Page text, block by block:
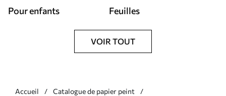
Pour enfants Feuilles
VOIR TOUT
Accueil
Catalogue de papier peint